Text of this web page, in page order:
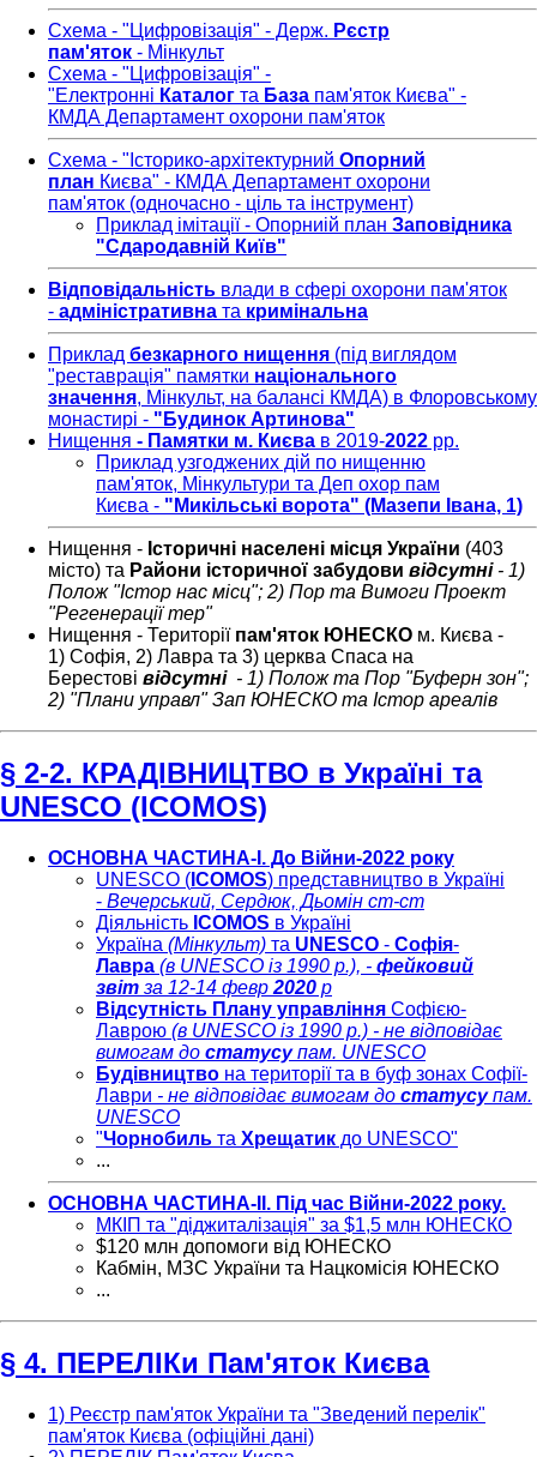
Схема - "Цифровізація" - Держ. Рєстр
пам'яток - Мінкульт
Схема - "Цифровізація" -
"Електронні Каталог та База пам'яток Києва" -
КМДА Департамент охорони пам'яток
Схема - "Історико-архітектурний Опорний
план Києва" - КМДА Департамент охорони
пам'яток (одночасно - ціль та інструмент)
Приклад імітації - Опорниій план Заповідника
"Сдародавній Київ"
Відповідальність влади в сфері охорони пам'яток
- адміністративна та кримінальна
Приклад безкарного нищення (під виглядом
"реставрація" памятки національного
значення, Мінкульт, на балансі КМДА) в Флоровському
монастирі - "Будинок Артинова"
Нищення - Памятки м. Києва в 2019-2022 рр.
Приклад узгоджених дій по нищенню
пам'яток, Мінкультури та Деп охор пам
Києва - "Микільські ворота" (Мазепи Івана, 1)
Нищення - Історичні населені місця України (403
місто) та Райони історичної забудови відсутні- 1)
Полож "Істор нас місц"; 2) Пор та Вимоги Проект
"Регенерації тер"
Нищення - Території пам'яток ЮНЕСКО м. Києва -
1) Софія, 2) Лавра та 3) церква Спаса на
Берестові відсутні - 1) Полож та Пор "Буферн зон";
2) "Плани управл" Зап ЮНЕСКО та Істор ареалів
§ 2-2. КРАДІВНИЦТВО в Україні та
UNESCO (ICOMOS)
ОСНОВНА ЧАСТИНА-І. До Війни-2022 року
UNESCO ( ICOMOS) представництво в Україні
- Вечерський, Сердюк, Дьомін ст-ст
Діяльність ICOMOS в Україні
Україна (Мінкульт) та UNESCO - Софія-
Лавра (в UNESCO із 1990 р.), - фейковий
звіт за 12-14 февр 2020 р
Відсутність Плану управління Софією-
Лаврою (в UNESCO із 1990 р.) - не відповідає
вимогам до статусупам. UNESCO
Будівництво на території та в буф зонах Софії-
Лаври - не відповідає вимогам до статусупам.
UNESCO
"Чорнобиль та Хрещатик до UNESCO"
...
ОСНОВНА ЧАСТИНА-ІІ. Під час Війни-2022 року.
МКІП та "діджиталізація" за $1,5 млн ЮНЕСКО
$120 млн допомоги від ЮНЕСКО
Кабмін, МЗС України та Нацкомісія ЮНЕСКО
...
§ 4. ПЕРЕЛІКи Пам'яток Києва
1) Реєстр пам'яток України та "Зведений перелік"
пам'яток Києва (офіційні дані)